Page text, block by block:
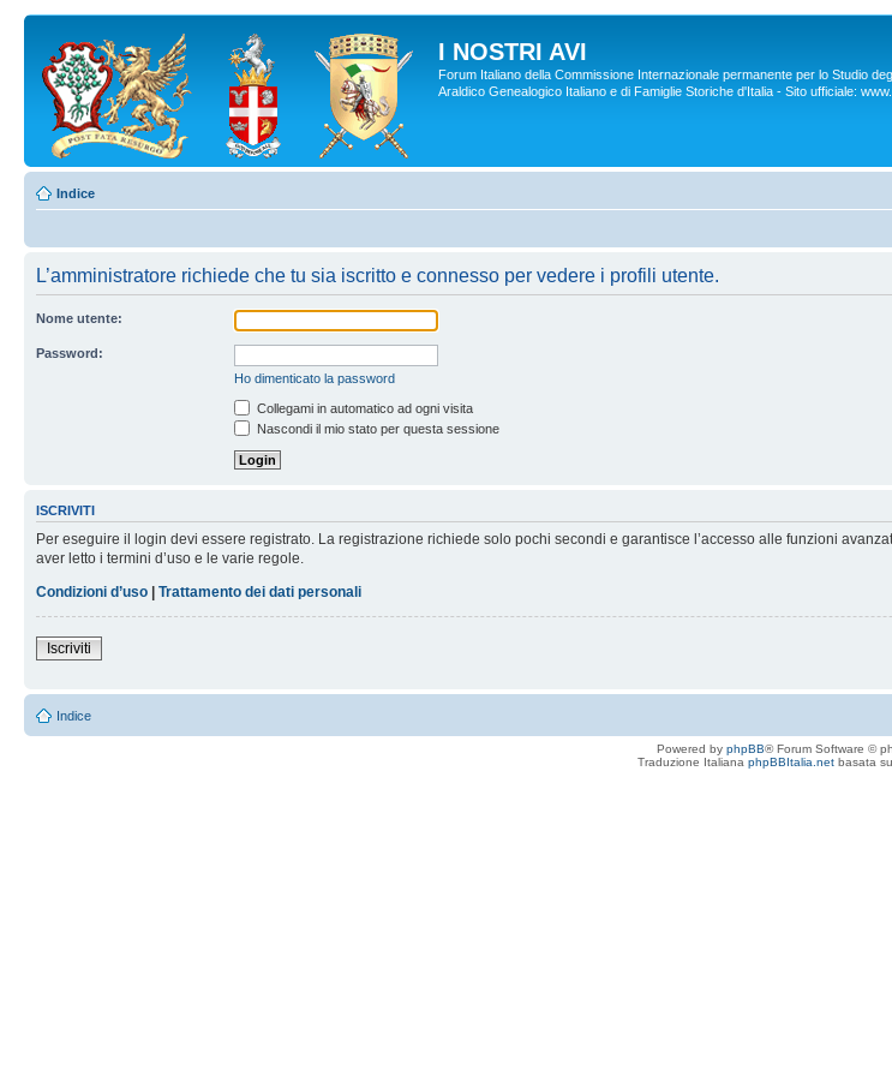
I NOSTRI AVI
Forum Italiano della Commissione Internazionale permanente per lo Studio
Araldico Genealogico Italiano e di Famiglie Storiche d'Italia - Sito ufficiale:
Indice
L’amministratore richiede che tu sia iscritto e connesso per vedere i profili utente.
Nome utente:
Password:
Ho dimenticato la password
Collegami in automatico ad ogni visita
Nascondi il mio stato per questa sessione
ISCRIVITI
Per eseguire il login devi essere registrato. La registrazione richiede solo pochi secondi e garantisce l’accesso alle funzioni
aver letto i termini d’uso e le varie regole.
Condizioni d’uso | Trattamento dei dati personali
Iscriviti
Indice
Powered by phpBB® Forum Software ©
Traduzione Italiana phpBBItalia.netbasata